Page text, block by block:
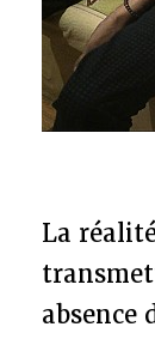
La
absence